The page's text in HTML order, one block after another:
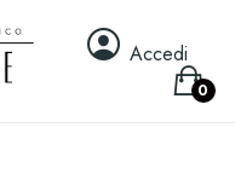
Accedi
0